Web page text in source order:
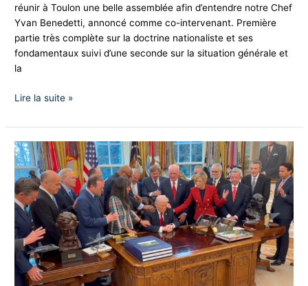
réunir à Toulon une belle assemblée afin d’entendre notre Chef
Yvan Benedetti, annoncé comme co-intervenant. Première
partie très complète sur la doctrine nationaliste et ses
fondamentaux suivi d’une seconde sur la situation générale et
la
Lire la suite »
Guerre
eschatologique
:
choisis
ton
camp
camarade
!